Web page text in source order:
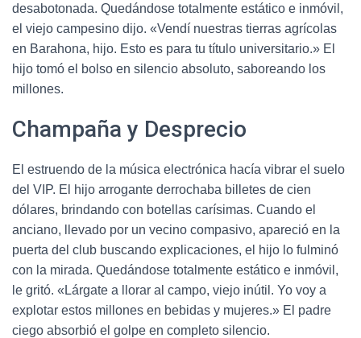
desabotonada. Quedándose totalmente estático e inmóvil,
el viejo campesino dijo. «Vendí nuestras tierras agrícolas
en Barahona, hijo. Esto es para tu título universitario.» El
hijo tomó el bolso en silencio absoluto, saboreando los
millones.
Champaña y Desprecio
El estruendo de la música electrónica hacía vibrar el suelo
del VIP. El hijo arrogante derrochaba billetes de cien
dólares, brindando con botellas carísimas. Cuando el
anciano, llevado por un vecino compasivo, apareció en la
puerta del club buscando explicaciones, el hijo lo fulminó
con la mirada. Quedándose totalmente estático e inmóvil,
le gritó. «Lárgate a llorar al campo, viejo inútil. Yo voy a
explotar estos millones en bebidas y mujeres.» El padre
ciego absorbió el golpe en completo silencio.